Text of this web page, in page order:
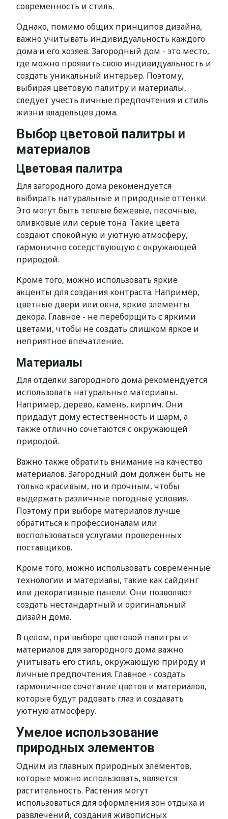
современность и стиль.
Однако, помимо общих принципов дизайна,
важно учитывать индивидуальность каждого
дома и его хозяев. Загородный дом - это место,
где можно проявить свою индивидуальность и
создать уникальный интерьер. Поэтому,
выбирая цветовую палитру и материалы,
следует учесть личные предпочтения и стиль
жизни владельцев дома.
Выбор цветовой палитры и
материалов
Цветовая палитра
Для загородного дома рекомендуется
выбирать натуральные и природные оттенки.
Это могут быть теплые бежевые, песочные,
оливковые или серые тона. Такие цвета
создают спокойную и уютную атмосферу,
гармонично соседствующую с окружающей
природой.
Кроме того, можно использовать яркие
акценты для создания контраста. Например,
цветные двери или окна, яркие элементы
декора. Главное - не переборщить с яркими
цветами, чтобы не создать слишком яркое и
неприятное впечатление.
Материалы
Для отделки загородного дома рекомендуется
использовать натуральные материалы.
Например, дерево, камень, кирпич. Они
придадут дому естественность и шарм, а
также отлично сочетаются с окружающей
природой.
Важно также обратить внимание на качество
материалов. Загородный дом должен быть не
только красивым, но и прочным, чтобы
выдержать различные погодные условия.
Поэтому при выборе материалов лучше
обратиться к профессионалам или
воспользоваться услугами проверенных
поставщиков.
Кроме того, можно использовать современные
технологии и материалы, такие как сайдинг
или декоративные панели. Они позволяют
создать нестандартный и оригинальный
дизайн дома.
В целом, при выборе цветовой палитры и
материалов для загородного дома важно
учитывать его стиль, окружающую природу и
личные предпочтения. Главное - создать
гармоничное сочетание цветов и материалов,
которые будут радовать глаз и создавать
уютную атмосферу.
Умелое использование
природных элементов
Одним из главных природных элементов,
которые можно использовать, является
растительность. Растения могут
использоваться для оформления зон отдыха и
развлечений, создания живописных